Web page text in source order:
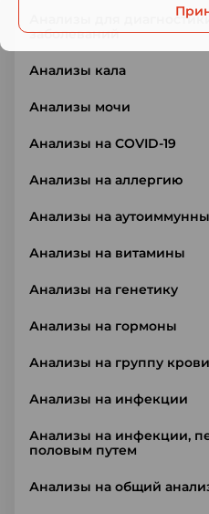
Анализы для
заболеваний
Анализы кала
Анализы мочи
Анализы на COVID-19
Анализы на аллергию
Анализы на
Анализы на витамины
Анализы на генетику
Анализы на гормоны
Анализы на группу
Анализы на инфекции
Анализы на инфекции,
половым путем
Анализы на общий